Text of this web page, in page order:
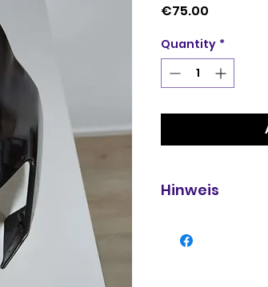
€75.00
Quantity *
Hinweis
defekt verkauft.